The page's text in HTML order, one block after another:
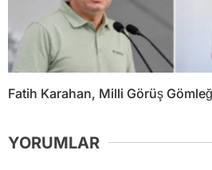
Fatih Karahan, Milli Görüş
YORUMLAR